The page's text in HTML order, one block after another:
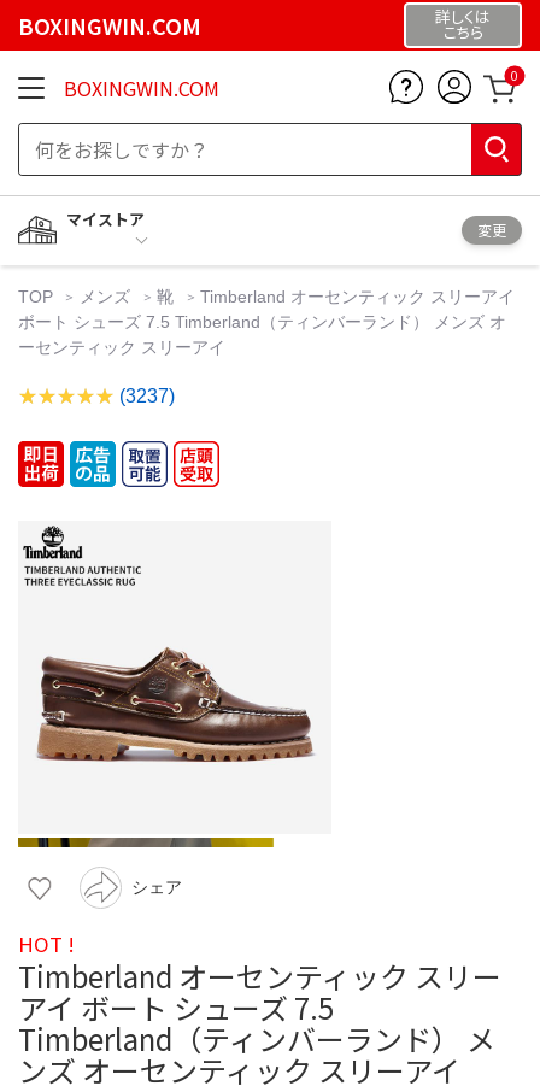
BOXINGWIN.COM 詳しくは
こちら
BOXINGWIN.COM 0
マイストア
変更
TOP メンズ 靴
Timberland オーセンティック スリーアイ
ボート シューズ 7.5 Timberland（ティンバーランド） メンズ オ
ーセンティック スリーアイ
(3237)
シェア
HOT !
Timberland オーセンティック スリー
アイ ボート シューズ 7.5
Timberland（ティンバーランド） メ
ンズ オーセンティック スリーアイ